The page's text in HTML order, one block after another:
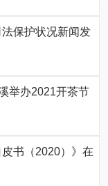
保护状况新闻发
举办2021开茶节
皮书（2020）》在